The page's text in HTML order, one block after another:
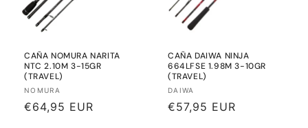
CAÑA NOMURA NARITA
NTC 2.10M 3-15GR
(TRAVEL)
Proveedor:
NOMURA
Precio
€64,95 EUR
CAÑA DAIWA NINJA
664LFSE 1.98M 3-10GR
(TRAVEL)
Proveedor:
DAIWA
Precio
€57,95 EUR